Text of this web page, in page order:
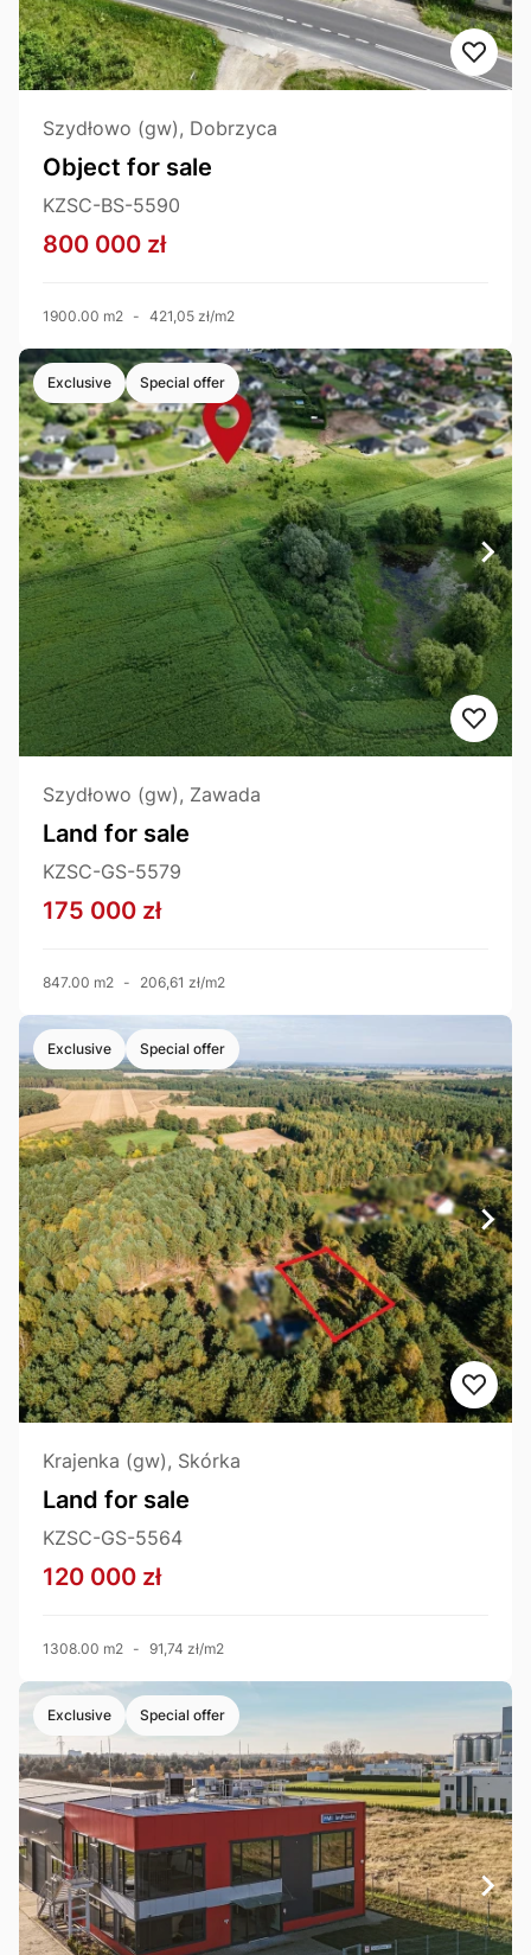
Szydłowo (gw), Dobrzyca
Object for sale
KZSC-BS-5590
800 000 zł
1900.00 m2 - 421,05 zł/m2
Exclusive Special offer
Szydłowo (gw), Zawada
Land for sale
KZSC-GS-5579
175 000 zł
847.00 m2 - 206,61 zł/m2
Exclusive Special offer
Krajenka (gw), Skórka
Land for sale
KZSC-GS-5564
120 000 zł
1308.00 m2 - 91,74 zł/m2
Exclusive Special offer